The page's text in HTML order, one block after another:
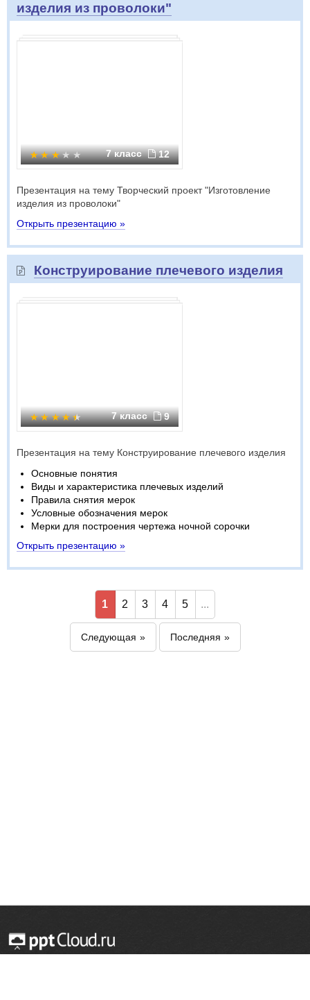
изделия из проволоки"
7 класс 12
Презентация на тему Творческий проект "Изготовление
изделия из проволоки"
Открыть презентацию »
Конструирование плечевого изделия
7 класс 9
Презентация на тему Конструирование плечевого изделия
Основные понятия
Виды и характеристика плечевых изделий
Правила снятия мерок
Условные обозначения мерок
Мерки для построения чертежа ночной сорочки
Открыть презентацию »
1 2 3 4 5 ...
Следующая Последняя